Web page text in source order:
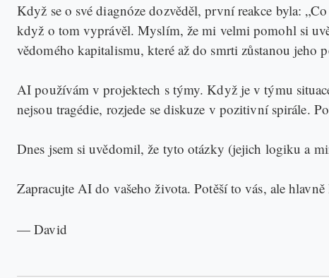
Když se o své diagnóze dozvěděl, první reakce byla:
když o tom vyprávěl. Myslím, že mi velmi pomohl si
vědomého kapitalismu, které až do smrti zůstanou jeho
AI používám v projektech s týmy. Když je v týmu
nejsou tragédie, rozjede se diskuze v pozitivní spirále.
Dnes jsem si uvědomil, že tyto otázky (jejich logiku a
Zapracujte AI do vašeho života. Potěší to vás, ale
— David